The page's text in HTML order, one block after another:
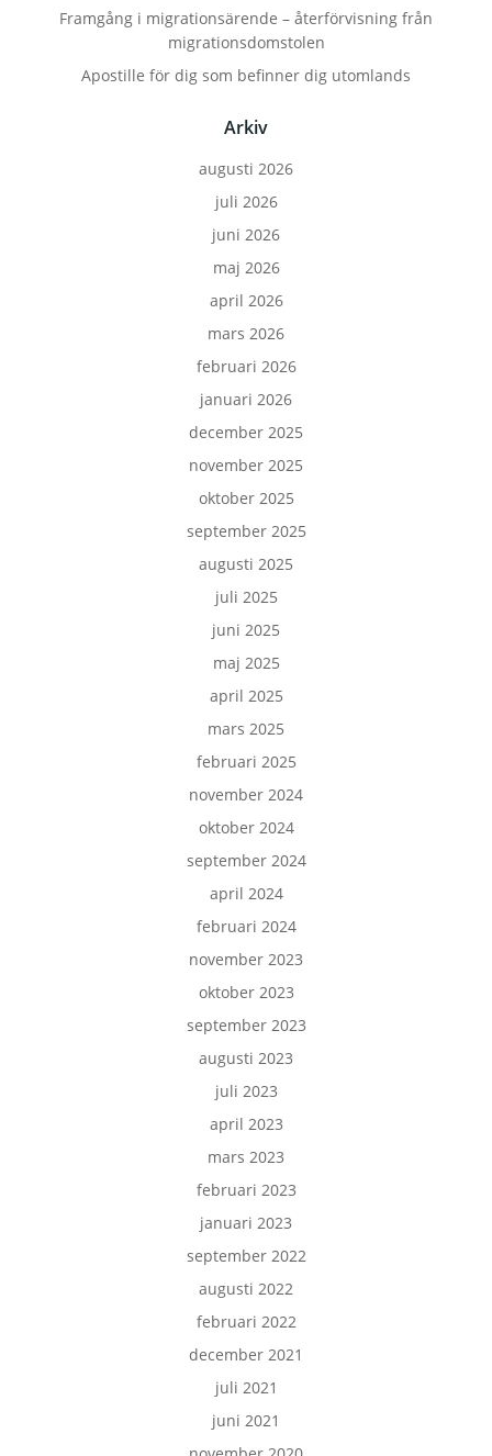
Framgång i migrationsärende – återförvisning från
migrationsdomstolen
Apostille för dig som befinner dig utomlands
Arkiv
augusti 2026
juli 2026
juni 2026
maj 2026
april 2026
mars 2026
februari 2026
januari 2026
december 2025
november 2025
oktober 2025
september 2025
augusti 2025
juli 2025
juni 2025
maj 2025
april 2025
mars 2025
februari 2025
november 2024
oktober 2024
september 2024
april 2024
februari 2024
november 2023
oktober 2023
september 2023
augusti 2023
juli 2023
april 2023
mars 2023
februari 2023
januari 2023
september 2022
augusti 2022
februari 2022
december 2021
juli 2021
juni 2021